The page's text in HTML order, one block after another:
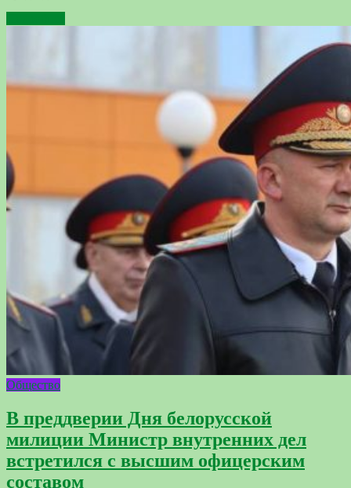
Общество
В преддверии Дня белорусской
милиции Министр внутренних дел
встретился с высшим офицерским
составом